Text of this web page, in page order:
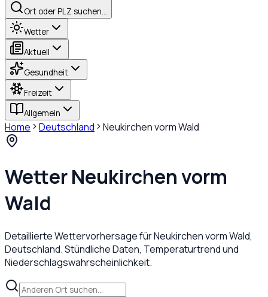
Ort oder PLZ suchen…
Wetter
Aktuell
Gesundheit
Freizeit
Allgemein
Home Deutschland Neukirchen vorm Wald
WetterNeukirchen vorm
Wald
Detaillierte Wettervorhersage fürNeukirchen vorm Wald,
Deutschland. Stündliche Daten, Temperaturtrend und
Niederschlagswahrscheinlichkeit.